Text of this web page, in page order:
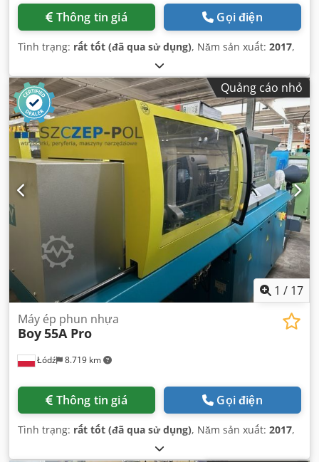
Thông tin giá Gọi điện
Tình trạng: rất tốt (đã qua sử dụng), Năm sản xuất: 2017,
Quảng cáo nhỏ
1 / 17
Łódź 8.719 km
Máy ép phun nhựa
Boy55A Pro
Thông tin giá Gọi điện
Tình trạng: rất tốt (đã qua sử dụng), Năm sản xuất: 2017,